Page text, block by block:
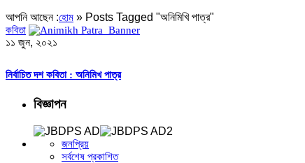
আপনি আছেন :হোম » Posts Tagged "অনিমিখি পাত্র"
কবিতা
১১ জুন, ২০২১
নির্বাচিত দশ কবিতা : অনিমিখ পাত্র
বিজ্ঞাপন
জনপ্রিয়
সর্বশেষ প্রকাশিত